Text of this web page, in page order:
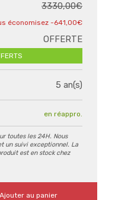
3330,00€
-641,00€
OFFERTE
5 an(s)
en réappro.
toutes les 24H. Nous
un suivi exceptionnel. La
est en stock chez
Ajouter au panier